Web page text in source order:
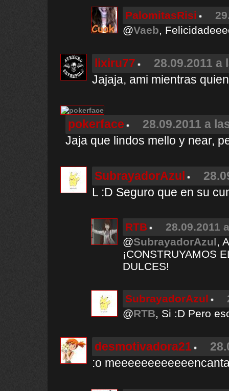
PalomitasRisi
@Vaeb,
lixiru77
28.09.2011 a
Jajaja, ami mientras
pokerface
28.09.2011 a
Jaja que lindos mello y near,
SubrayadorAzul
L :D Seguro que en su
RTB
28.09.2011
@SubrayadorAzul,
¡CONSTRUYAMOS
DULCES!
SubrayadorAzul
@RTB, Si :D Pero
desmotivadora21
:o